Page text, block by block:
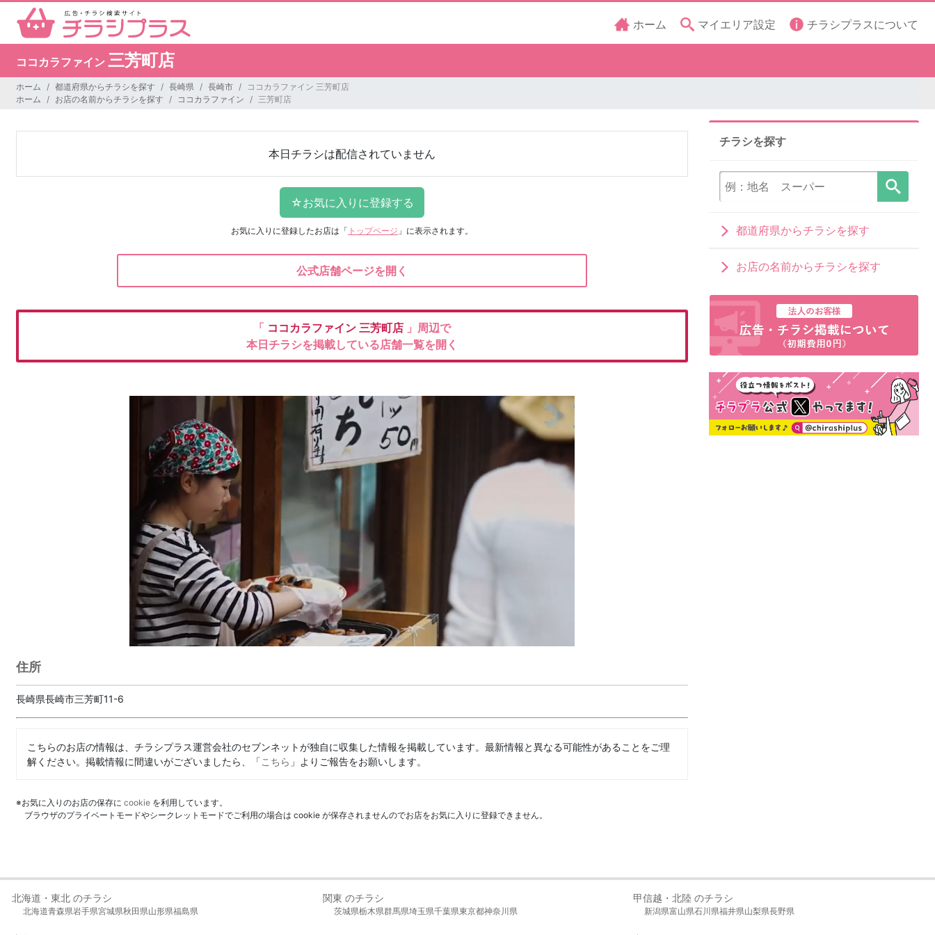
ホーム マイエリア設定 チラシプラスについて
ココカラファイン 三芳町店
ホーム 都道府県からチラシを探す 長崎県 長崎市
ココカラファイン 三芳町店
ホーム
お店の名前からチラシを探す ココカラファイン 三芳町店
本日チラシは配信されていません
お気に入りに登録したお店は 「 トップページ 」に表示されます。
公式店舗ページを開く
「 ココカラファイン 三芳町店 」周辺で
本日チラシを掲載している店舗一覧を開く
住所
長崎県長崎市三芳町11-6
こちらのお店の情報は、チラシプラス運営会社のセブンネットが独自に収集した情報を掲載しています。最新情報と異なる可能性があることをご理
解ください。掲載情報に間違いがございましたら、「こちら 」よりご報告をお願いします。
※お気に入りのお店の保存に cookie を利用しています。
ブラウザのプライベートモードやシークレットモードでご利用の場合は cookie が保存されませんのでお店をお気に入りに登録できません。
チラシを探す
都道府県からチラシを探す
お店の名前からチラシを探す
北海道・東北 のチラシ
北海道青森県岩手県宮城県秋田県山形県福島県
関東 のチラシ
茨城県栃木県群馬県埼玉県千葉県東京都神奈川県
甲信越・北陸 のチラシ
新潟県富山県石川県福井県山梨県長野県